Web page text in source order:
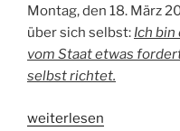
Montag, den 18. März
über sich selbst: Ich bin
vom Staat etwas
selbst richtet.
„Au
weiterlesen